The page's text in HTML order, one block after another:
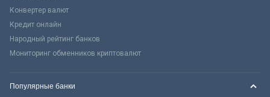
Конвертер валют
Кредит онлайн
Народный рейтинг банков
Мониторинг обменников криптовалют
Популярные банки